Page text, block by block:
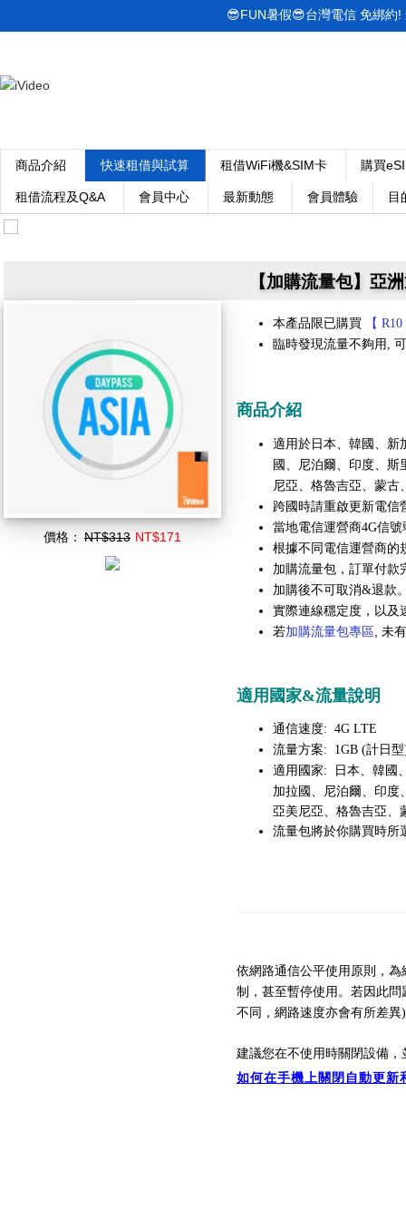
商品介紹 快速租借與試算 租借WiFi機&SIM卡 購買
租借流程及Q&A 會員中心 最新動態 會員體驗 目
😎FUN暑假😎台灣電信 免綁約
【加購流量包】亞
價格： NT$313 NT$171
本產品限已購買
【
臨時發現流量不夠用,
商品介紹
適用於 日本、韓國、新
國、尼泊爾、印度、
尼亞、格魯吉亞、蒙古
跨國時請重啟更新電信
當地電信運營商4G信
根據不同電信運營商的
加購流量包，訂單付款
加購後不可取消&退款
實際連線穩定度，以及
若加購流量包專區 , 未
適用國家&流量說明
通信速度: 4G LTE
流量方案: 1GB (計日型
適用國家:
日本、韓國
加拉國、尼泊爾、印度
亞美尼亞、格魯吉亞、
流量包將於你購買時所
依網路通信公平使用原則，
制， 甚至暫停使用。 若因此問
不同， 網路速度亦會有所差異
建議您在不使用時關閉設備，
如何在手機上關閉自動更新